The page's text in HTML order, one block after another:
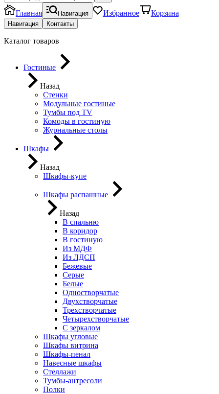
Главная Навигация Избранное Корзина
Навигация Контакты
Каталог товаров
Гостиные
Назад
Стенки
Модульные гостиные
Тумбы под ТV
Комоды в гостиную
Журнальные столы
Шкафы
Назад
Шкафы-купе
Шкафы распашные
Назад
В спальню
В коридор
В гостиную
Из МДФ
Из ЛДСП
Бежевые
Серые
Белые
Одностворчатые
Двухстворчатые
Трехстворчатые
Четырехстворчатые
С зеркалом
Шкафы угловые
Шкафы витрина
Шкафы-пенал
Навесные шкафы
Стеллажи
Тумбы-антресоли
Полки